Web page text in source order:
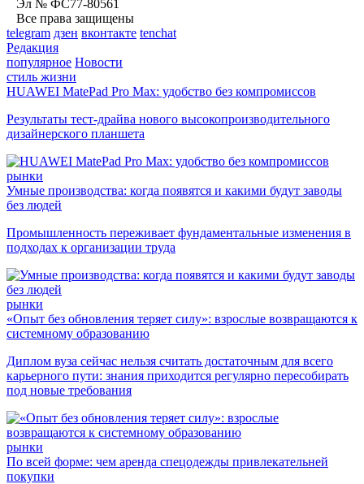
Эл № ФС77-80561
Все права защищены
telegram дзен вконтакте tenchat
Редакция
популярное Новости
стиль жизни
HUAWEI MatePad Pro Max: удобство без компромиссов
Результаты тест-драйва нового высокопроизводительного
дизайнерского планшета
рынки
Умные производства: когда появятся и какими будут заводы
без людей
Промышленность переживает фундаментальные изменения в
подходах к организации труда
рынки
«Опыт без обновления теряет силу»: взрослые возвращаются к
системному образованию
Диплом вуза сейчас нельзя считать достаточным для всего
карьерного пути: знания приходится регулярно пересобирать
под новые требования
рынки
По всей форме: чем аренда спецодежды привлекательней
покупки